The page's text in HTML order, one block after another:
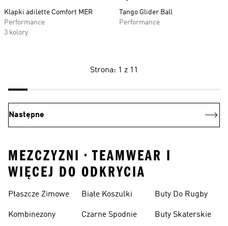
Klapki adilette Comfort MER
Performance
3 kolory
Tango Glider Ball
Performance
Strona: 1 z 11
Następne
MEZCZYZNI • TEAMWEAR I
WIĘCEJ DO ODKRYCIA
Płaszcze Zimowe
Kombinezony
Białe Koszulki
Czarne Spodnie
Buty Do Rugby
Buty Skaterskie